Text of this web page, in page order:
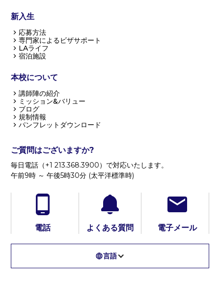
新入生
応募方法
専門家によるビザサポート
LAライフ
宿泊施設
本校について
講師陣の紹介
ミッション&バリュー
ブログ
規制情報
パンフレットダウンロード
ご質問はございますか?
毎日電話（+1 213.368.3900）で対応いたします。
午前9時 ～ 午後5時30分 (太平洋標準時)
電話 よくある質問 電子メール
言語